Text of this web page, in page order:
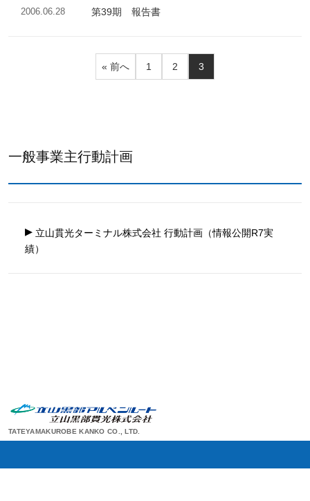
2006.06.28 第39期 報告書
« 前へ 1 2 3
一般事業主行動計画
▸ 立山貫光ターミナル株式会社 行動計画（情報公開R7実
績）
TATEYAMAKUROBE KANKO CO., LTD.